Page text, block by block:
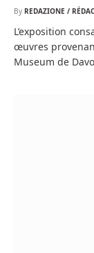
By REDAZIONE /
L’exposition
œuvres
Museum de